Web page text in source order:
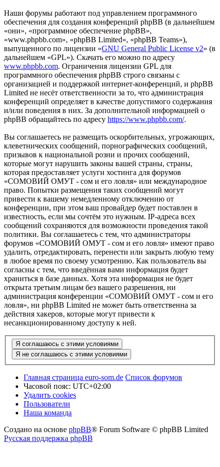
Наши форумы работают под управлением программного
обеспечения для создания конференций phpBB (в дальнейшем
«они», «программное обеспечение phpBB»,
«www.phpbb.com», «phpBB Limited», «phpBB Teams»),
выпущенного по лицензии «GNU General Public License v2» (в
дальнейшем «GPL»). Скачать его можно по адресу
www.phpbb.com. Ограничения лицензии GPL для
программного обеспечения phpBB строго связаны с
организацией и поддержкой интернет-конференций, и phpBB
Limited не несёт ответственности за то, что администрация
конференций определяет в качестве допустимого содержания
и/или поведения в них. За дополнительной информацией о
phpBB обращайтесь по адресу https://www.phpbb.com/.
Вы соглашаетесь не размещать оскорбительных, угрожающих,
клеветнических сообщений, порнографических сообщений,
призывов к национальной розни и прочих сообщений,
которые могут нарушить законы вашей страны, страны,
которая предоставляет услуги хостинга для форумов
«СОМОВИЙ ОМУТ - сом и его ловля» или международное
право. Попытки размещения таких сообщений могут
привести к вашему немедленному отключению от
конференции, при этом ваш провайдер будет поставлен в
известность, если мы сочтём это нужным. IP-адреса всех
сообщений сохраняются для возможности проведения такой
политики. Вы соглашаетесь с тем, что администраторы
форумов «СОМОВИЙ ОМУТ - сом и его ловля» имеют право
удалить, отредактировать, перенести или закрыть любую тему
в любое время по своему усмотрению. Как пользователь вы
согласны с тем, что введённая вами информация будет
храниться в базе данных. Хотя эта информация не будет
открыта третьим лицам без вашего разрешения, ни
администрация конференции «СОМОВИЙ ОМУТ - сом и его
ловля», ни phpBB Limited не может быть ответственна за
действия хакеров, которые могут привести к
несанкционированному доступу к ней.
Главная страница euro-som.de Список форумов
Часовой пояс: UTC+02:00
Удалить cookies
Пользователи
Наша команда
Создано на основе phpBB® Forum Software © phpBB Limited
Русская поддержка phpBB